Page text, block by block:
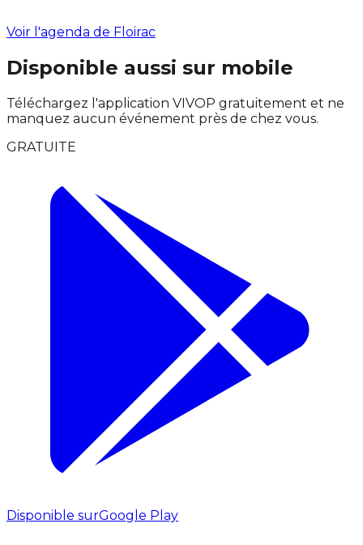
Voir l'agenda de Floirac
Disponible aussi sur mobile
Téléchargez l'application VIVOP gratuitement et ne
manquez aucun événement près de chez vous.
GRATUITE
Disponible surGoogle Play